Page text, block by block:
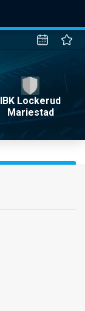
IBK Lockerud
Mariestad